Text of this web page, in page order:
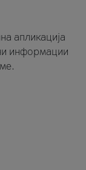
апликација
информации